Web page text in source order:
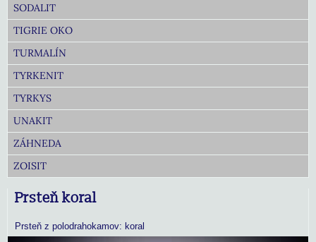
SODALIT
TIGRIE OKO
TURMALÍN
TYRKENIT
TYRKYS
UNAKIT
ZÁHNEDA
ZOISIT
Prsteň koral
Prsteň z polodrahokamov: koral